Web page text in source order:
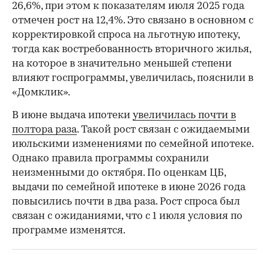
26,6%, при этом к показателям июля 2025 года
отмечен рост на 12,4%. Это связано в основном с
корректировкой спроса на льготную ипотеку,
тогда как востребованность вторичного жилья,
на которое в значительно меньшей степени
влияют госпрограммы, увеличилась, пояснили в
«Домклик».
В июне выдача ипотеки увеличилась почти в
полтора раза. Такой рост связан с ожидаемыми
июльскими изменениями по семейной ипотеке.
Однако правила программы сохранили
неизменными до октября. По оценкам ЦБ,
выдачи по семейной ипотеке в июне 2026 года
повысились почти в два раза. Рост спроса был
связан с ожиданиями, что с 1 июля условия по
программе изменятся.